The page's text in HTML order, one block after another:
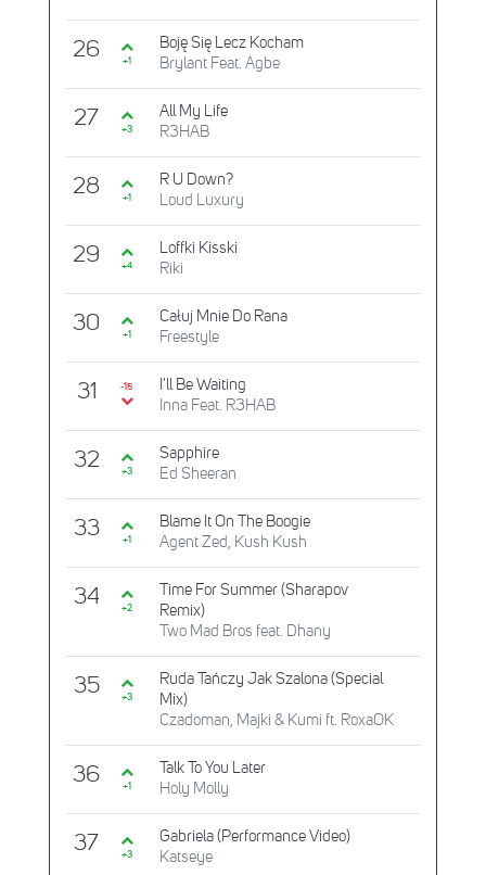
26 +1
Boję Się Lecz Kocham
Brylant Feat. Agbe
27 +3
All My Life
R3HAB
28 +1
R U Down?
Loud Luxury
29 +4
Loffki Kisski
Riki
30 +1
Całuj Mnie Do Rana
Freestyle
31 -15
I'll Be Waiting
Inna Feat. R3HAB
32 +3
Sapphire
Ed Sheeran
33 +1
Blame It On The Boogie
Agent Zed, Kush Kush
34 +2
Time For Summer (Sharapov
Remix)
Two Mad Bros feat. Dhany
35 +3
Ruda Tańczy Jak Szalona (Special
Mix)
Czadoman, Majki & Kumi ft. RoxaOK
36 +1
Talk To You Later
Holy Molly
37 +3
Gabriela (Performance Video)
Katseye